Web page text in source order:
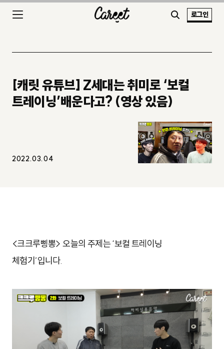
로그인
[캐릿 유튜브] Z세대는 취미로 ‘보컬
트레이닝’배운다고? (영상 있음)
2022.03.04
<크크루삥뽕> 오늘의 주제는 ‘보컬 트레이닝
체험기’입니다.